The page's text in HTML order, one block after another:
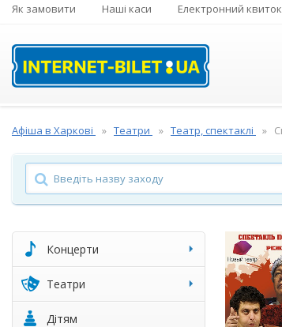
Як замовити Наші каси Електронний квиток
Афіша в Харкові Театри Театр, спектаклі
Концерти
Театри
Дітям